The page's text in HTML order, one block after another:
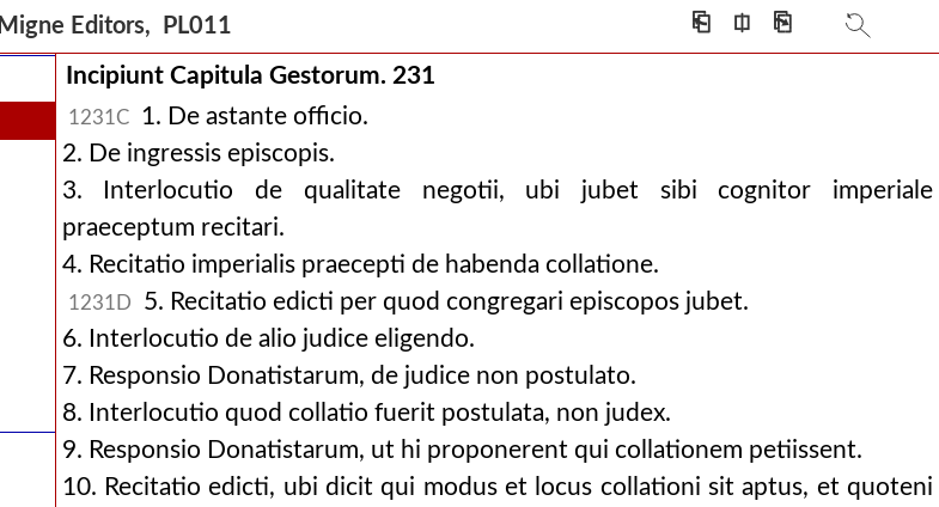
Migne Editors, PL011 ⎗ ⎅ ⎘
Incipiunt Capitula Gestorum. 231
1231C
1. De astante officio.
2. De ingressis episcopis.
3. Interlocutio de qualitate negotii, ubi jubet sibi cognitor imperiale
praeceptum recitari.
4. Recitatio imperialis praecepti de habenda collatione.
1231D
5. Recitatio edicti per quod congregari episcopos jubet.
6. Interlocutio de alio judice eligendo.
7. Responsio Donatistarum, de judice non postulato.
8. Interlocutio quod collatio fuerit postulata, non judex.
9. Responsio Donatistarum, ut hi proponerent qui collationem petiissent.
10. Recitatio edicti, ubi dicit qui modus et locus collationi sit aptus, et quoteni